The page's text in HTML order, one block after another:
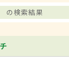
の検索結果